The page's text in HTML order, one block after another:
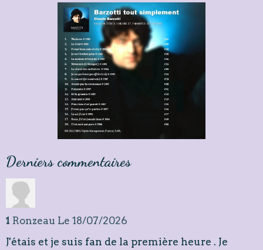
Derniers commentaires
1 Ronzeau Le 18/07/2026
J'étais et je suis fan de la première heure . Je